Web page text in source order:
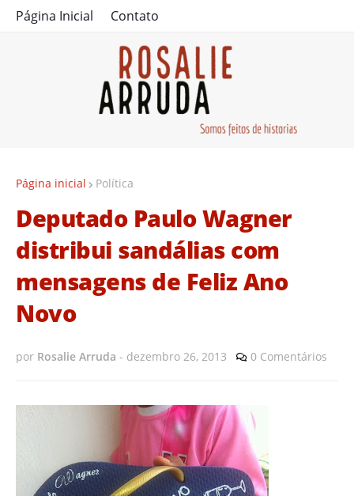
Página Inicial Contato
Página inicial Política
Deputado Paulo Wagner
distribui sandálias com
mensagens de Feliz Ano
Novo
por Rosalie Arruda - dezembro 26, 2013 0 Comentários